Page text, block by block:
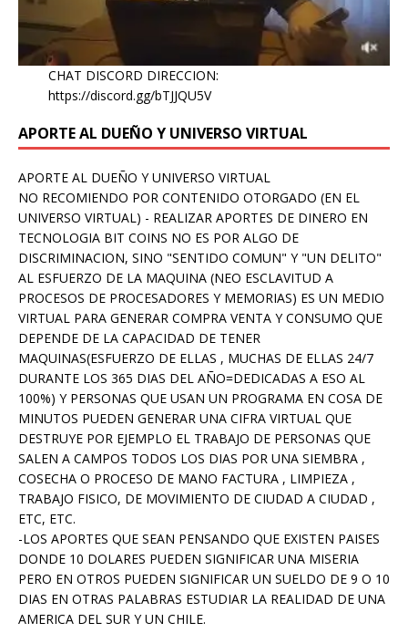
CHAT DISCORD DIRECCION:
https://discord.gg/bTJJQU5V
APORTE AL DUEÑO Y UNIVERSO VIRTUAL
APORTE AL DUEÑO Y UNIVERSO VIRTUAL
NO RECOMIENDO POR CONTENIDO OTORGADO (EN EL
UNIVERSO VIRTUAL) - REALIZAR APORTES DE DINERO EN
TECNOLOGIA BIT COINS NO ES POR ALGO DE
DISCRIMINACION, SINO "SENTIDO COMUN" Y "UN DELITO"
AL ESFUERZO DE LA MAQUINA (NEO ESCLAVITUD A
PROCESOS DE PROCESADORES Y MEMORIAS) ES UN MEDIO
VIRTUAL PARA GENERAR COMPRA VENTA Y CONSUMO QUE
DEPENDE DE LA CAPACIDAD DE TENER
MAQUINAS(ESFUERZO DE ELLAS , MUCHAS DE ELLAS 24/7
DURANTE LOS 365 DIAS DEL AÑO=DEDICADAS A ESO AL
100%) Y PERSONAS QUE USAN UN PROGRAMA EN COSA DE
MINUTOS PUEDEN GENERAR UNA CIFRA VIRTUAL QUE
DESTRUYE POR EJEMPLO EL TRABAJO DE PERSONAS QUE
SALEN A CAMPOS TODOS LOS DIAS POR UNA SIEMBRA ,
COSECHA O PROCESO DE MANO FACTURA , LIMPIEZA ,
TRABAJO FISICO, DE MOVIMIENTO DE CIUDAD A CIUDAD ,
ETC, ETC.
-LOS APORTES QUE SEAN PENSANDO QUE EXISTEN PAISES
DONDE 10 DOLARES PUEDEN SIGNIFICAR UNA MISERIA
PERO EN OTROS PUEDEN SIGNIFICAR UN SUELDO DE 9 O 10
DIAS EN OTRAS PALABRAS ESTUDIAR LA REALIDAD DE UNA
AMERICA DEL SUR Y UN CHILE.